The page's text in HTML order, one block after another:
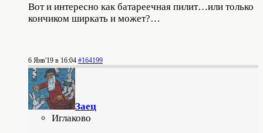
Вот и интересно как батареечная пилит…или только
кончиком ширкать и может?…
6 Янв'19 в 16:04 #164199
Заец
Иглаково